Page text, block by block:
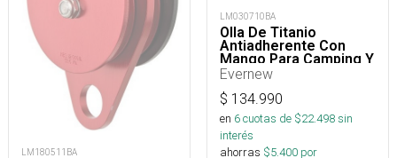
LM180511BA
LM030710BA
Olla De Titanio
Antiadherente Con
Mango Para Camping Y
Trekking- 900 Ml
Evernew
$ 134.990
en 6cuotas de $22.498sin
interés
ahorras $5.400 por